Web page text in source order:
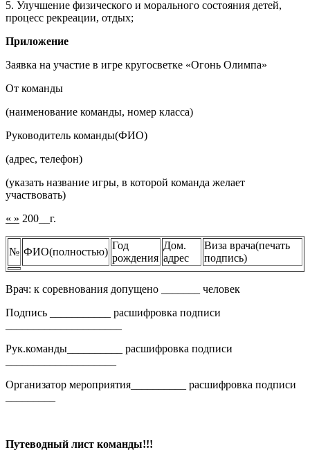
5. Улучшение физического и морального состояния детей,
процесс рекреации, отдых;
Приложение
Заявка на участие в игре кругосветке «Огонь Олимпа»
От команды
(наименование команды, номер класса)
Руководитель команды(ФИО)
(адрес, телефон)
(указать название игры, в которой команда желает
участвовать)
« » 200__г.
№ ФИО(полностью)
Год
рождения
Дом.
адрес
Виза врача(печать
подпись)
Врач: к соревнования допущено _______ человек
Подпись ___________ расшифровка подписи
Рук.команды__________ расшифровка подписи
Организатор мероприятия__________ расшифровка подписи
Путеводный лист команды!!!